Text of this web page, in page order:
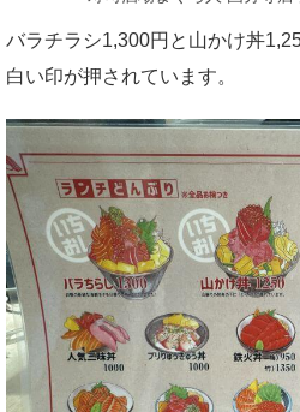
バラチラシ1,300円と山かけ丼
白い印が押されています。